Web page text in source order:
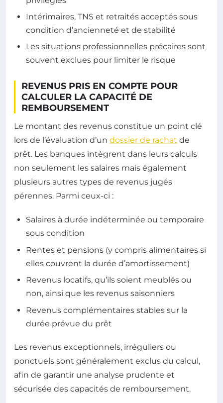
Intérimaires, TNS et retraités acceptés sous
condition d’ancienneté et de stabilité
Les situations professionnelles précaires sont
souvent exclues pour limiter le risque
REVENUS PRIS EN COMPTE POUR
CALCULER LA CAPACITÉ DE
REMBOURSEMENT
Le montant des revenus constitue un point clé
lors de l’évaluation d’un dossier de rachat de
prêt. Les banques intègrent dans leurs calculs
non seulement les salaires mais également
plusieurs autres types de revenus jugés
pérennes. Parmi ceux-ci :
Salaires à durée indéterminée ou temporaire
sous condition
Rentes et pensions (y compris alimentaires si
elles couvrent la durée d’amortissement)
Revenus locatifs, qu’ils soient meublés ou
non, ainsi que les revenus saisonniers
Revenus complémentaires stables sur la
durée prévue du prêt
Les revenus exceptionnels, irréguliers ou
ponctuels sont généralement exclus du calcul,
afin de garantir une analyse prudente et
sécurisée des capacités de remboursement.